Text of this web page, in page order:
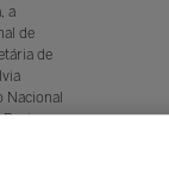
a
de
de
Nacional
vista